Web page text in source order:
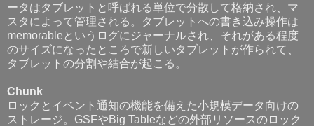
ータはタブレットと呼ばれる単位で分散して格納され、マ
スタによって管理される。タブレットへの書き込み操作は
memorableというログにジャーナルされ、それがある程度
のサイズになったところで新しいタブレットが作られて、
タブレットの分割や結合が起こる。
Chunk
ロックとイベント通知の機能を備えた小規模データ向けの
ストレージ。GSFやBig Tableなどの外部リソースのロック